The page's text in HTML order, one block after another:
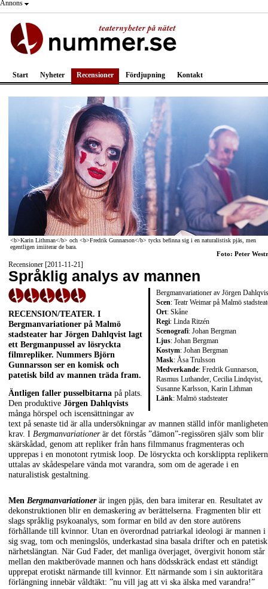
Annons
Start Nyheter Recensioner Fördjupning Kontakt
<b>Karin Lithman</b> och <b>Fredrik Gunnarson</b> tycks befinna sig i en naturalistisk pjäs, men
egentligen imiiterar de bara.
Foto: Peter
Recensioner [2011-11-21]
Språklig analys av mannen
Bergmanvariationer av Jörgen
Scen: Teatr Weimar på Malmö
Ort: Skåne
Regi: Linda Ritzén
Scenografi: Johan Bergman
Ljus: Johan Bergman
Kostym: Johan Bergman
Mask: Åsa Trulsson
Medverkande: Fredrik Gunnarson,
Rasmus Luthander, Cecilia Lindqvist,
Susanne Karlsson, Karin Lithman
Länk: Malmö stadsteater
RECENSION/TEATER. I
Bergmanvariationer på Malmö
stadsteater har Jörgen Dahlqvist lagt
ett Bergmanpussel av lösryckta
filmrepliker. Nummers Björn
Gunnarsson ser en komisk och
patetisk bild av mannen träda fram.
Äntligen faller pusselbitarna på plats.
Den produktive Jörgen Dahlqvists
många hörspel och iscensättningar av
text på senaste tid är alla undersökningar av mannen ställd inför
krav. I Bergmanvariationer är det förstås ”dämon”-regissören själv som blir
skärskådad, genom att repliker från hans filmmanus fragmenteras och
upprepas i en monotont rytmisk loop. De lösryckta och korsklippta
uttalas av skådespelare vända mot varandra, som om de agerade i en
naturalistisk gestaltning.
Men Bergmanvariationerär ingen pjäs, den bara imiterar en. Resultatet av
dekonstruktionen blir en demaskering av berättelserna. Fragmenten blir ett
slags språklig psykoanalys, som formar en bild av den store autörens
förhållande till kvinnor. Utan en överordnad patriarkal ideologi är mannen i
sig svag, tom och meningslös, underkastad sina basala drifter och en patetisk
närhetslängtan. När Gud Fader, det manliga överjaget, övergivit honom står
mellan den maktberövade mannen och hans dödsskräck endast ett ständigt
upprepat erotiskt närmande till kvinnor. Ett närmande som i sin auktoritära
förlängning innebär våldtäkt: ”nu vill jag att vi ska älska med varandra!”